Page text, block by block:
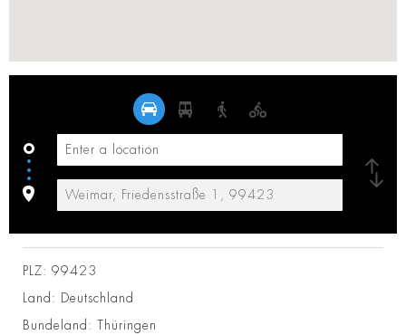
PLZ: 99423
Land: Deutschland
Bundeland: Thüringen